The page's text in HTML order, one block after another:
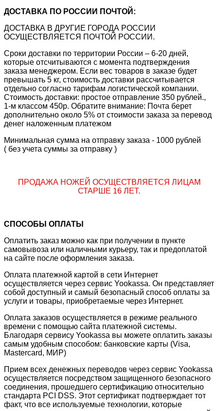
ДОСТАВКА ПО РОССИИ ПОЧТОЙ:
ДОСТАВКА В ДРУГИЕ ГОРОДА РОССИИ
ОСУЩЕСТВЛЯЕТСЯ ПОЧТОЙ РОССИИ.
Сроки доставки по территории России – 6-20 дней,
которые отсчитываются с момента подтверждения
заказа менеджером. Если вес товаров в заказе будет
превышать 5 кг, стоимость доставки рассчитывается
отдельно согласно тарифам логистической компании.
Стоимость доставки: простое отправление 350 рублей.,
1-м классом 450р. Обратите внимание: Почта берет
дополнительно около 5% от стоимости заказа за перевод
денег наложенным платежом
Минимальная сумма на отправку заказа - 1000 рублей
( без учета суммы за отправку )
ПРОДАЖА НОЖЕЙ ОСУЩЕСТВЛЯЕТСЯ ЛИЦАМ
СТАРШЕ 16 ЛЕТ.
СПОСОБЫ ОПЛАТЫ
Оплатить заказ можно как при получении в пункте
самовывоза или наличными курьеру, так и предоплатой
на сайте после оформления заказа.
Оплата платежной картой в сети Интернет
осуществляется через сервис Yookassa. Он представляет
собой доступный и самый безопасный способ оплаты за
услуги и товары, приобретаемые через Интернет.
Оплата заказов осуществляется в режиме реального
времени с помощью сайта платежной системы.
Благодаря сервису Yookassa вы можете оплатить заказы
самым удобным способом: банковские карты (Visa,
Mastercard, МИР)
Прием всех денежных переводов через сервис Yookassa
осуществляется посредством защищенного безопасного
соединения, прошедшего сертификацию относительно
стандарта PCI DSS. Этот сертификат подтверждает тот
факт, что все используемые технологии, которые